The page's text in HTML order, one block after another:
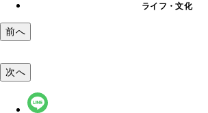
ライフ・文化
前へ
次へ